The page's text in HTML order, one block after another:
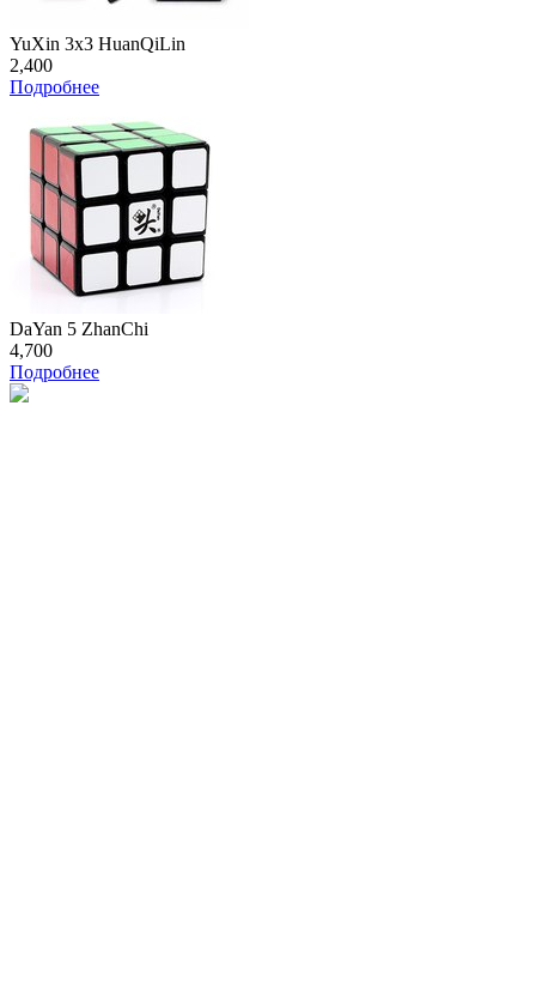
YuXin 3x3 HuanQiLin
2,400
Подробнее
DaYan 5 ZhanChi
4,700
Подробнее